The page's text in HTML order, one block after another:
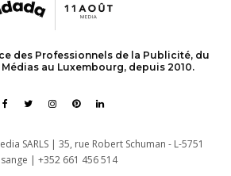
des Professionnels de la Publicité, du
au Luxembourg, depuis 2010.
SARLS | 35, rue Robert Schuman - L-5751
| +352 661 456 514